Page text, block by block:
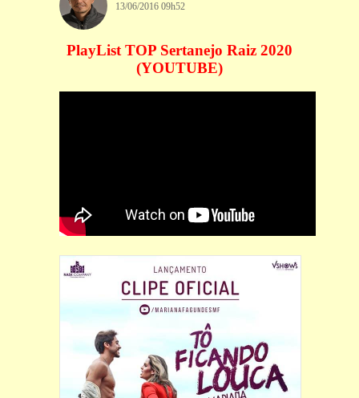
13/06/2016 09h52
PlayList TOP Sertanejo Raiz 2020
(YOUTUBE)